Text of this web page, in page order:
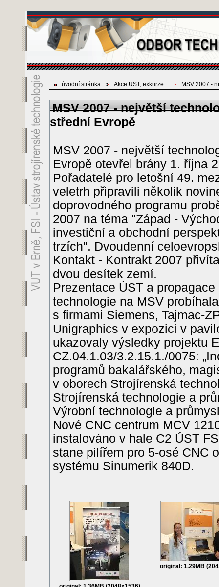
úvodní stránka Akce UST, exkurze... MSV 2007 -
MSV 2007 - největší
střední Evropě
MSV 2007 - největší
Evropě otevřel brány 1. října
Pořadatelé pro letošní 49.
veletrh připravili několik
doprovodného programu
2007 na téma "Západ -
investiční a obchodní
trzích". Dvoudenní
Kontakt - Kontrakt 2007
dvou desítek zemí.
Prezentace ÚST a
technologie na MSV
s firmami Siemens, Tajmac-
Unigraphics v expozici v
ukazovaly výsledky projektu
CZ.04.1.03/3.2.15.1./0075:
programů bakalářského,
v oborech Strojírenská
Strojírenská technologie a
Výrobní technologie a
Nové CNC centrum MCV
instalováno v hale C2 ÚST
stane pilířem pro 5-osé CNC
systému Sinumerik 840D.
original: 1.29MB